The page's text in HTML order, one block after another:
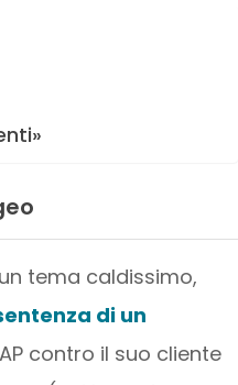
tema caldissimo,
di un
contro il suo cliente